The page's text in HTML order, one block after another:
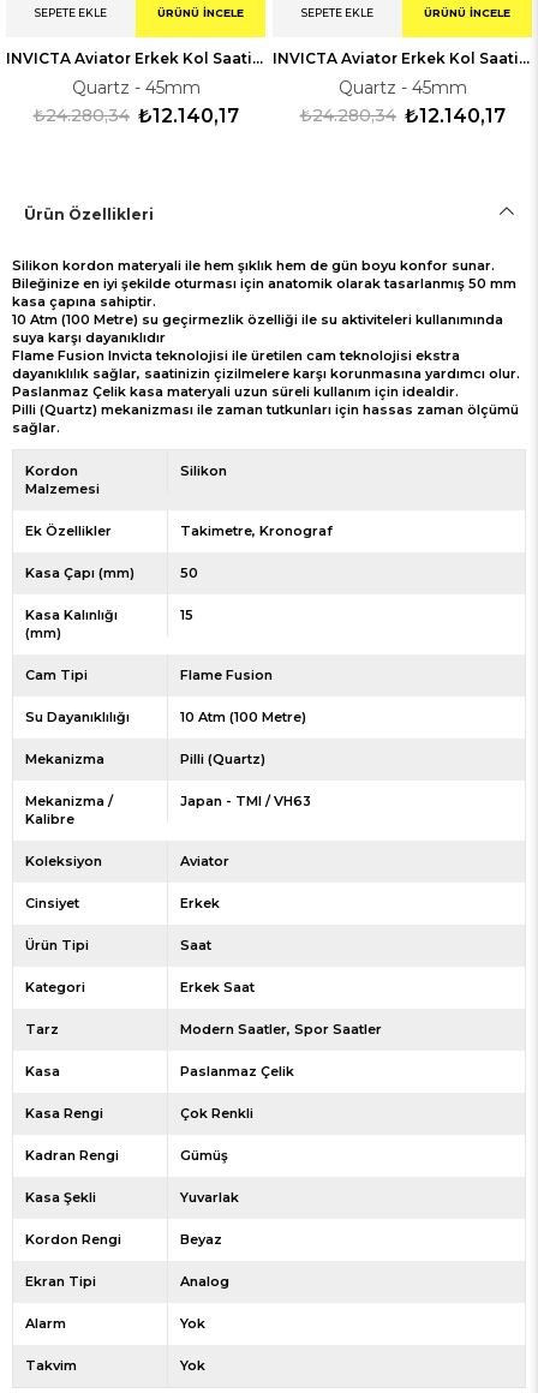
INVICTA Aviator Erkek Kol Saati 238967
Quartz - 45mm
₺12.140,17
₺24.280,34
SEPETE EKLE ÜRÜNÜ İNCELE
INVICTA Aviator Erkek Kol Saati 238968
Quartz - 45mm
₺12.140,17
₺24.280,34
SEPETE EKLE ÜRÜNÜ İNCELE
Ürün Özellikleri
Silikon kordon materyali ile hem şıklık hem de gün boyu konfor sunar.
Bileğinize en iyi şekilde oturması için anatomik olarak tasarlanmış 50 mm
kasa çapına sahiptir.
10 Atm (100 Metre) su geçirmezlik özelliği ile su aktiviteleri kullanımında
suya karşı dayanıklıdır
Flame Fusion Invicta teknolojisi ile üretilen cam teknolojisi ekstra
dayanıklılık sağlar, saatinizin çizilmelere karşı korunmasına yardımcı olur.
Paslanmaz Çelik kasa materyali uzun süreli kullanım için idealdir.
Pilli (Quartz) mekanizması ile zaman tutkunları için hassas zaman ölçümü
sağlar.
Kordon
Malzemesi
Silikon
Ek Özellikler Takimetre Kronograf
Kasa Çapı (mm) 50
Kasa Kalınlığı
(mm)
15
Cam Tipi Flame Fusion
Su Dayanıklılığı 10 Atm (100 Metre)
Mekanizma Pilli (Quartz)
Mekanizma /
Kalibre
Japan - TMI / VH63
Koleksiyon Aviator
Cinsiyet Erkek
Ürün Tipi Saat
Kategori Erkek Saat
Tarz Modern Saatler Spor Saatler
Kasa Paslanmaz Çelik
Kasa Rengi Çok Renkli
Kadran Rengi Gümüş
Kasa Şekli Yuvarlak
Kordon Rengi Beyaz
Ekran Tipi Analog
Alarm Yok
Takvim Yok